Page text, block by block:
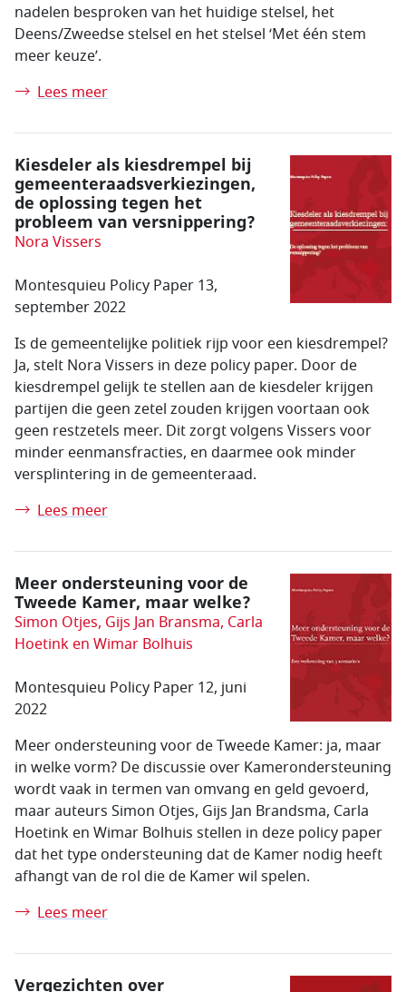
nadelen besproken van het huidige stelsel, het
Deens/Zweedse stelsel en het stelsel ‘Met één stem
meer keuze’.
Lees meer
Kiesdeler als kiesdrempel bij
gemeenteraads­verkiezingen,
de oplossing tegen het
probleem van versnippering?
Nora Vissers
Montesquieu Policy Paper 13,
september 2022
Is de gemeentelijke politiek rijp voor een kiesdrempel?
Ja, stelt Nora Vissers in deze policy paper. Door de
kiesdrempel gelijk te stellen aan de kiesdeler krijgen
partijen die geen zetel zouden krijgen voortaan ook
geen restzetels meer. Dit zorgt volgens Vissers voor
minder eenmansfracties, en daarmee ook minder
versplintering in de gemeenteraad.
Lees meer
Meer ondersteuning voor de
Tweede Kamer, maar welke?
Simon Otjes, Gijs Jan Bransma, Carla
Hoetink en Wimar Bolhuis
Montesquieu Policy Paper 12, juni
2022
Meer ondersteuning voor de Tweede Kamer: ja, maar
in welke vorm? De discussie over Kamerondersteuning
wordt vaak in termen van omvang en geld gevoerd,
maar auteurs Simon Otjes, Gijs Jan Brandsma, Carla
Hoetink en Wimar Bolhuis stellen in deze policy paper
dat het type ondersteuning dat de Kamer nodig heeft
afhangt van de rol die de Kamer wil spelen.
Lees meer
Vergezichten over